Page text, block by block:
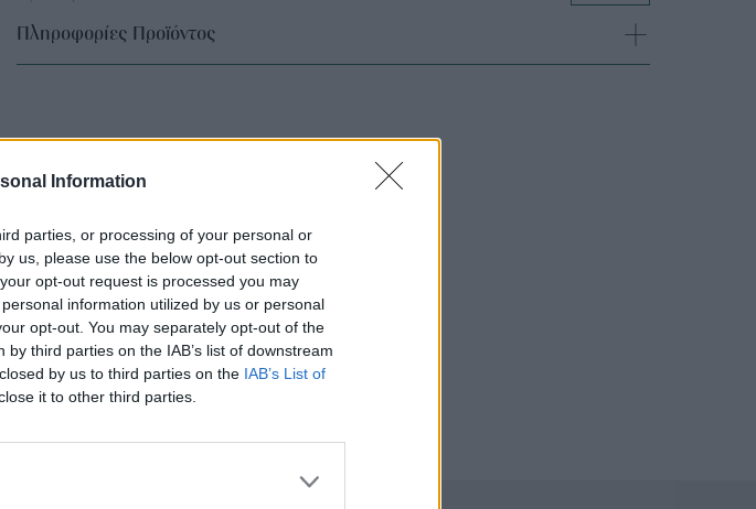
Information
parties, or processing of your personal or
us, please use the below opt-out section to
opt-out request is processed you may
information utilized by us or personal
opt-out. You may separately opt-out of the
third parties on the IAB’s list of downstream
by us to third parties on the IAB’s List of
it to other third parties.
Πληροφορίες Προϊόντος